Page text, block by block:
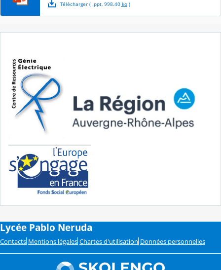
Télécharger( .ppt, 998.40 ko)
Lycée Pablo Neruda
Contacts Mentions légales Chartes d'utilisation Données personnelles